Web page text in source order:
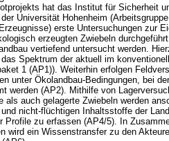
hat das Institut für Sicherheit
Universität Hohenheim
erste Untersuchungen zur
erzeugten Zwiebeln
vertiefend untersucht werden.
Spektrum der aktuell im
1 (AP1)). Weiterhin erfolgen
unter Ökolandbau-Bedingungen, bei
werden (AP2). Mithilfe von
als auch gelagerte Zwiebeln werden
nicht-flüchtigen Inhaltsstoffe der
Profile zu erfassen (AP4/5). In
wird ein Wissenstransfer zu den